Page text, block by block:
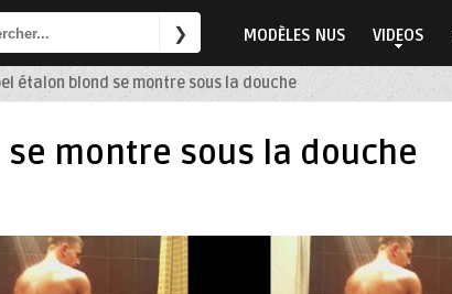
MODÈLES NUS VIDEOS
étalon blond se montre sous la douche
montre sous la douche